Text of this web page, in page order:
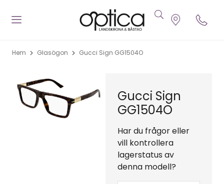
Hem Glasögon Gucci Sign GG1504O
Gucci Sign
GG1504O
Har du frågor eller
vill kontrollera
lagerstatus av
denna modell?